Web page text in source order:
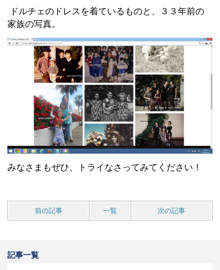
ドルチェのドレスを着ているものと、３３年前の
家族の写真。
みなさまもぜひ、トライなさってみてください！
前の記事 一覧 次の記事
記事一覧